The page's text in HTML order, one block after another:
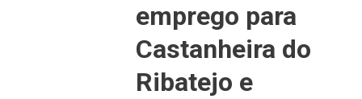
emprego para
Castanheira do
Ribatejo e